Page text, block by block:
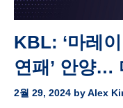
KBL: ‘마레
연패’ 안양…
2월 29, 2024 byAlex